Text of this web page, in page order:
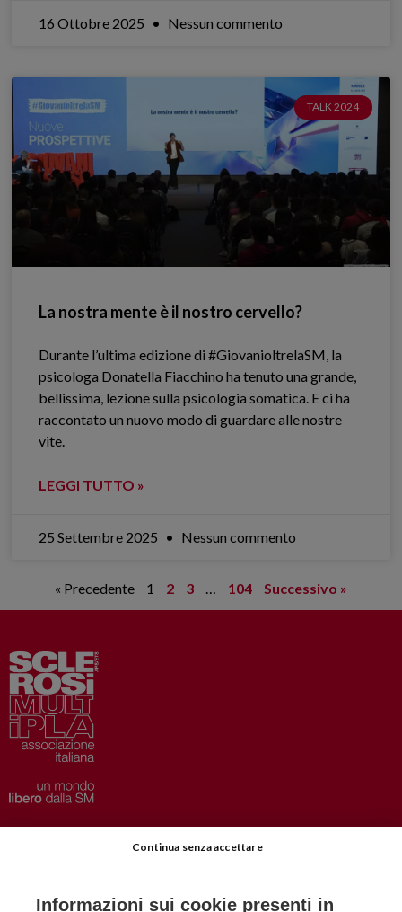
16 Ottobre 2025 Nessun commento
TALK 2024
La nostra mente è il nostro cervello?
Durante l’ultima edizione di #GiovanioltrelaSM, la
psicologa Donatella Fiacchino ha tenuto una grande,
bellissima, lezione sulla psicologia somatica. E ci ha
raccontato un nuovo modo di guardare alle nostre
vite.
LEGGI TUTTO »
25 Settembre 2025 Nessun commento
« Precedente 1 2 3 104 Successivo »
Privacy–Disclaimer
Informazioni sui cookie presenti in
Continua senza accettare